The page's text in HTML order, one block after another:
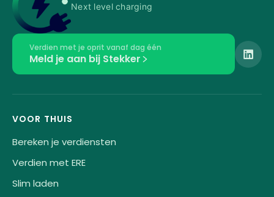
Next level charging
Verdien met je oprit vanaf dag één
Meld je aan bij Stekker
VOOR THUIS
Bereken je verdiensten
Verdien met ERE
Slim laden